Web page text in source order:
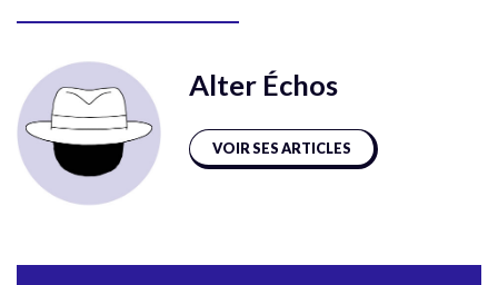
Alter Échos
VOIR SES ARTICLES